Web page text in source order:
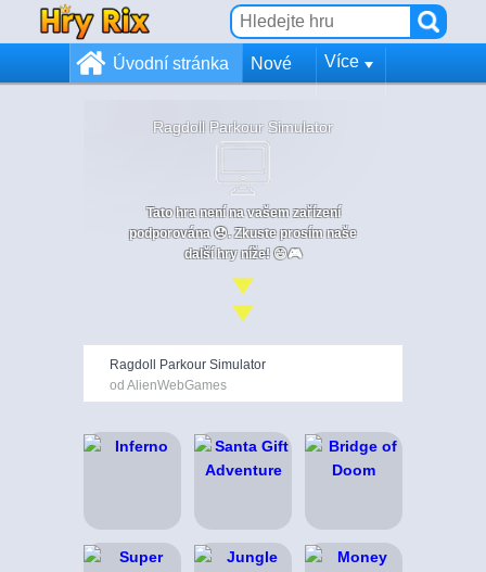
Úvodní stránka Nové Více
Ragdoll Parkour Simulator
Tato hra není na vašem zařízení
podporována 😞. Zkuste prosím naše
další hry níže! 😄🎮
Ragdoll Parkour Simulator
od AlienWebGames